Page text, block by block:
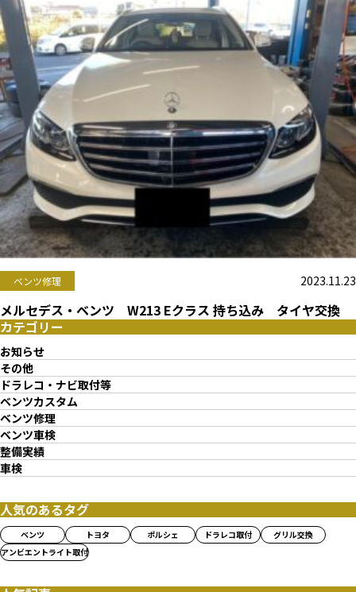
ベンツ修理 2023.11.23
メルセデス・ベンツ W213 Eクラス 持ち込み タイヤ交換
カテゴリー
お知らせ
その他
ドラレコ・ナビ取付等
ベンツカスタム
ベンツ修理
ベンツ車検
整備実績
車検
人気のあるタグ
ベンツ トヨタ ポルシェ ドラレコ取付
グリル交換
アンビエントライト取付